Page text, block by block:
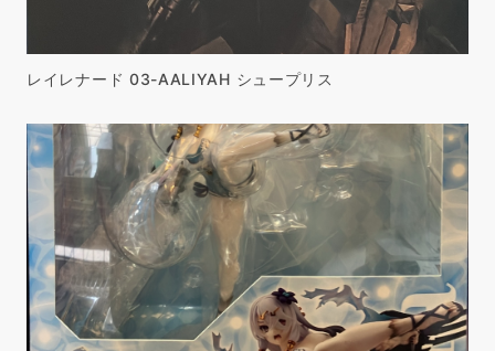
レイレナード 03-AALIYAH シュープリス